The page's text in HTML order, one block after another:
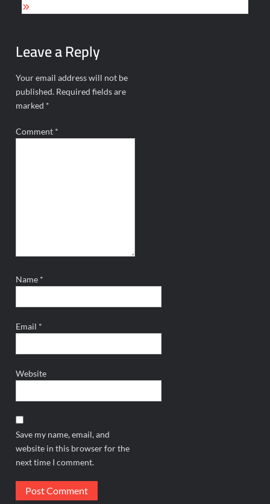
Leave a Reply
Your email address will not be
published. Required fields are
marked *
Comment *
Name *
Email *
Website
Save my name, email, and
website in this browser for the
next time I comment.